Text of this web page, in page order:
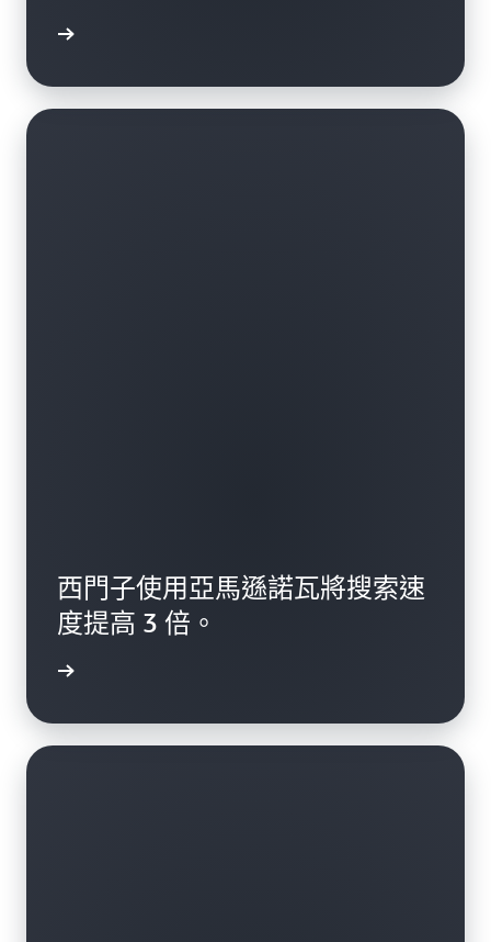
西門子使用亞馬遜諾瓦將搜索速
度提高 3 倍。